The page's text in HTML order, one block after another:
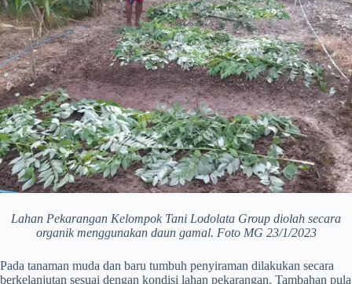
Lahan Pekarangan Kelompok Tani Lodolata Group diolah secara
organik menggunakan daun gamal. Foto MG 23/1/2023
Pada tanaman muda dan baru tumbuh penyiraman dilakukan secara
berkelanjutan sesuai dengan kondisi lahan pekarangan. Tambahan pula